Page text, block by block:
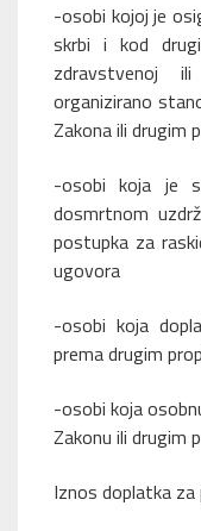
-osobi kojoj je
skrbi i kod
zdravstvenoj
organizirano
Zakona ili drugim
-osobi koja je
dosmrtnom
postupka za
ugovora
-osobi koja
prema drugim
-osobi koja
Zakonu ili drugim
Iznos doplatka za